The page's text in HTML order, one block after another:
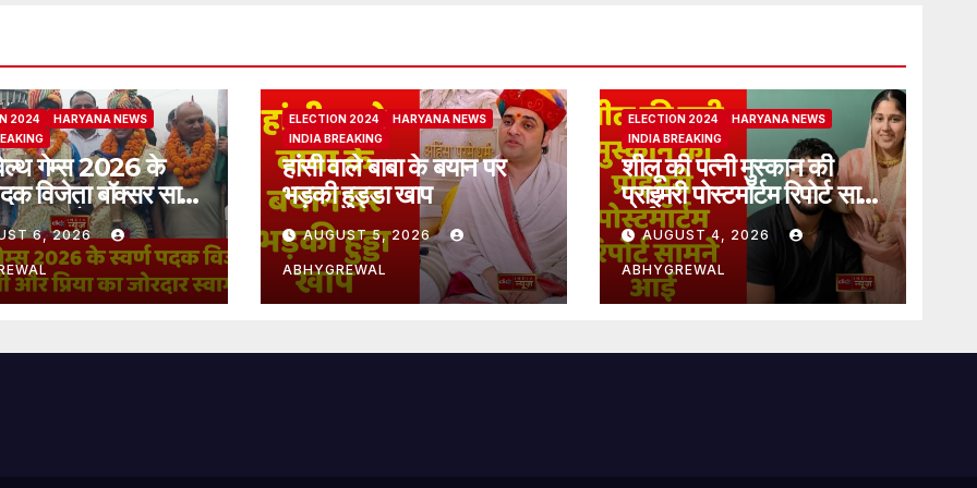
2024
HARYANA NEWS
गेम्स 2026 के
विजेता बॉक्सर साक्षी
का जोरदार स्वागत
6, 2026
ELECTION 2024
HARYANA NEWS
INDIA BREAKING
हांसी वाले बाबा के बयान पर
भड़की हुड्डा खाप
AUGUST 5, 2026
ABHYGREWAL
ELECTION 2024
HARYANA NEWS
INDIA BREAKING
शीलू की पत्नी मुस्कान की
प्राइमरी पोस्टमॉर्टम रिपोर्ट सामने
आईAUGUST 4, 2026
ABHYGREWAL